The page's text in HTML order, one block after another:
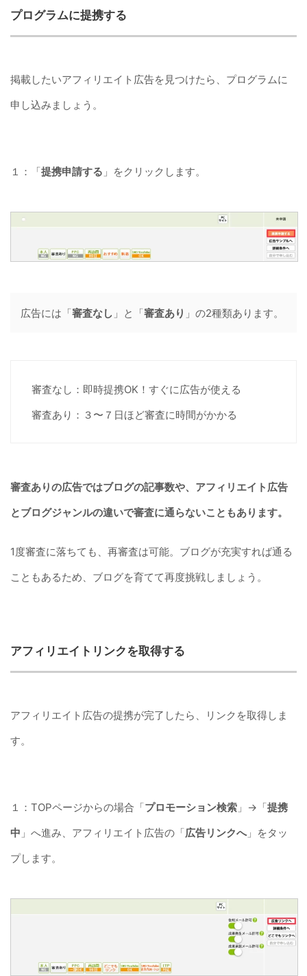
プログラムに提携する
掲載したいアフィリエイト広告を見つけたら、プログラムに
申し込みましょう。
１：「提携申請する 」をクリックします。
広告には「審査なし 」と「審査あり 」の2種類あります。
審査なし：即時提携OK！すぐに広告が使える
審査あり：３〜７日ほど審査に時間がかかる
審査ありの広告ではブログの記事数や、アフィリエイト広告
とブログジャンルの違いで審査に通らないこともあります。
1度審査に落ちても、再審査は可能。ブログが充実すれば通る
こともあるため、ブログを育てて再度挑戦しましょう。
アフィリエイトリンクを取得する
アフィリエイト広告の提携が完了したら、リンクを取得しま
す。
１：TOPページからの場合「プロモーション検索 」→「提携
中 」へ進み、アフィリエイト広告の「広告リンクへ」をタッ
プします。